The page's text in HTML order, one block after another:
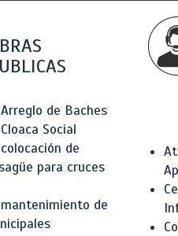
de Baches
Social
de
para cruces
de